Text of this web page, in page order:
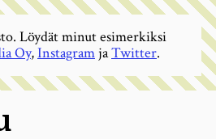
Löydät minut esimerkiksi
Oy,InstagramjaTwitter.